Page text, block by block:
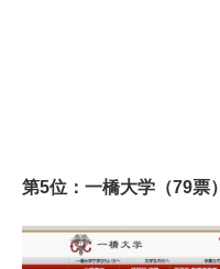
第5位：一橋大学（79票）